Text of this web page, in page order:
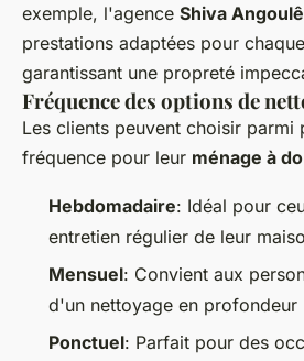
exemple, l'agence Shiva
prestations adaptées pour
garantissant une propreté
Fréquence des options de
Les clients peuvent choisir parmi
fréquence pour leur ménage à
Hebdomadaire: Idéal pour
entretien régulier de leur
Mensuel: Convient aux
d'un nettoyage en profondeur
Ponctuel: Parfait pour des